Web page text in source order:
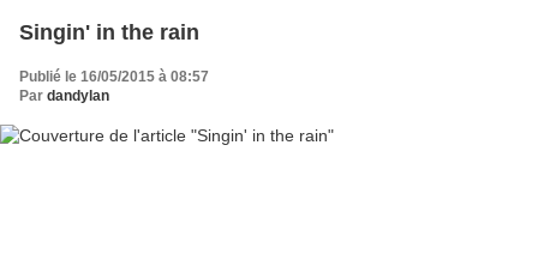
Singin' in the rain
Publié le 16/05/2015 à 08:57
Par dandylan